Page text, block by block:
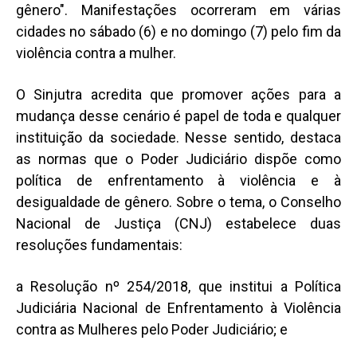
gênero". Manifestações ocorreram em várias
cidades no sábado (6) e no domingo (7) pelo fim da
violência contra a mulher.
O Sinjutra acredita que promover ações para a
mudança desse cenário é papel de toda e qualquer
instituição da sociedade. Nesse sentido, destaca
as normas que o Poder Judiciário dispõe como
política de enfrentamento à violência e à
desigualdade de gênero. Sobre o tema, o Conselho
Nacional de Justiça (CNJ) estabelece duas
resoluções fundamentais:
a Resolução nº 254/2018, que institui a Política
Judiciária Nacional de Enfrentamento à Violência
contra as Mulheres pelo Poder Judiciário; e